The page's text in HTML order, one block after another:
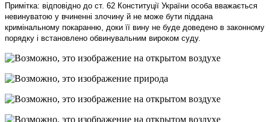
Примітка: відповідно до ст. 62 Конституції України особа вважається
невинуватою у вчиненні злочину й не може бути піддана
кримінальному покаранню, доки її вину не буде доведено в законному
порядку і встановлено обвинувальним вироком суду.